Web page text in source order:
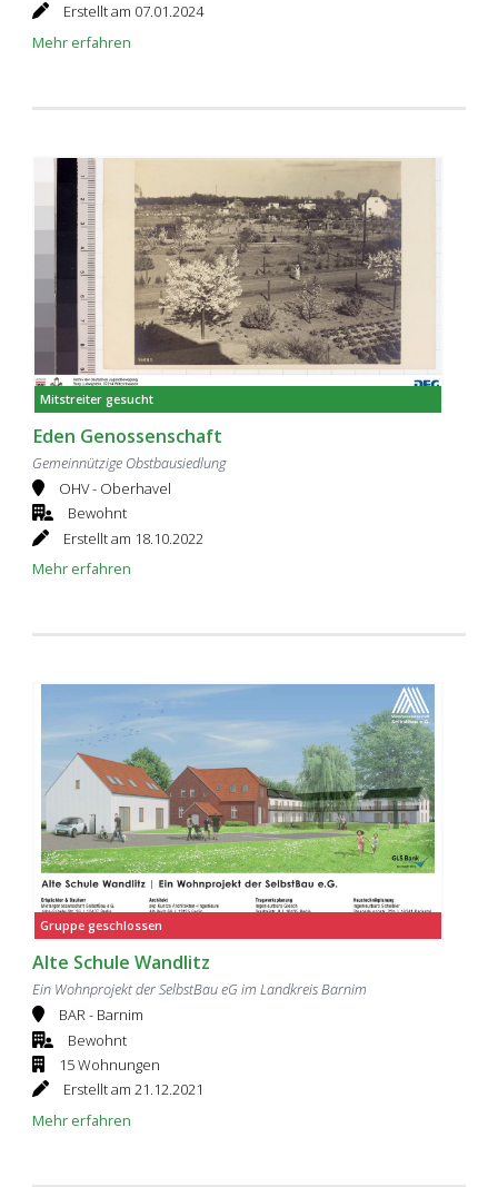
Erstellt am 07.01.2024
Mehr erfahren
Mitstreiter gesucht
Eden Genossenschaft
Gemeinnützige Obstbausiedlung
OHV - Oberhavel
Bewohnt
Erstellt am 18.10.2022
Mehr erfahren
Gruppe geschlossen
Alte Schule Wandlitz
Ein Wohnprojekt der SelbstBau eG im Landkreis Barnim
BAR - Barnim
Bewohnt
15 Wohnungen
Erstellt am 21.12.2021
Mehr erfahren